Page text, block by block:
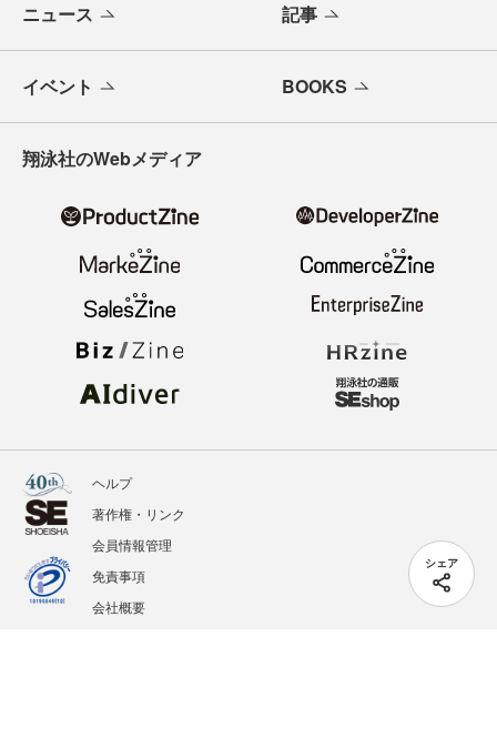
シェア
ニュース 記事
イベント BOOKS
翔泳社のWebメディア
ヘルプ
著作権・リンク
会員情報管理
免責事項
会社概要